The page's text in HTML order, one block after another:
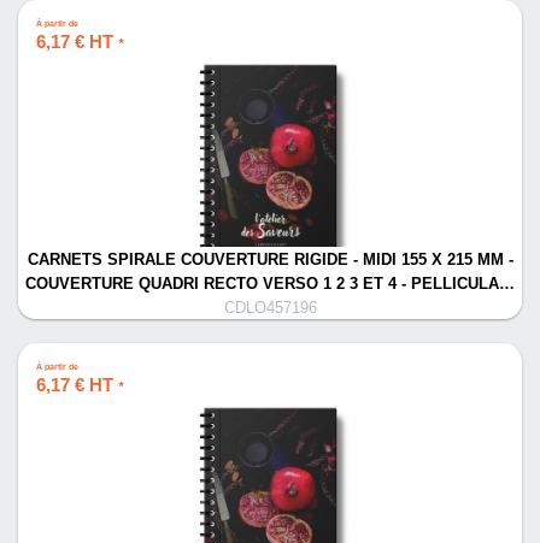
À partir de
6,17 € HT *
CARNETS SPIRALE COUVERTURE RIGIDE - MIDI 155 X 215 MM -
COUVERTURE QUADRI RECTO VERSO 1 2 3 ET 4 - PELLICULA…
CDLO457196
À partir de
6,17 € HT *